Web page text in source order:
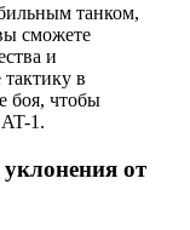
танком,
сможете
и
в
боя, чтобы
1.
от